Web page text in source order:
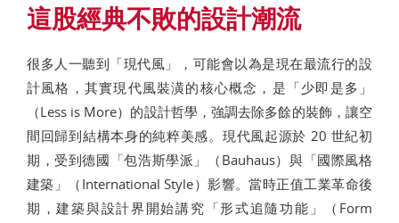
這股經典不敗的設計潮流
很多人一聽到「現代風」，可能會以為是現在最流行的設
計風格，其實現代風裝潢的核心概念，是「少即是多」
（Less is More）的設計哲學，強調去除多餘的裝飾，讓空
間回歸到結構本身的純粹美感。現代風起源於 20 世紀初
期，受到德國「包浩斯學派」（Bauhaus）與「國際風格
建築」（International Style）影響。當時正值工業革命後
期，建築與設計界開始講究「形式追隨功能」（Form